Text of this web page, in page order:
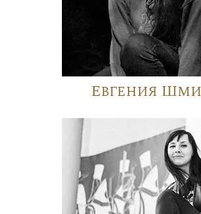
Евгения